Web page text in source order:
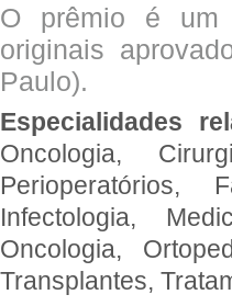
O prêmio é um
originais
Paulo).
Especialidades
Oncologia,
Perioperatórios,
Infectologia,
Oncologia,
Transplantes,